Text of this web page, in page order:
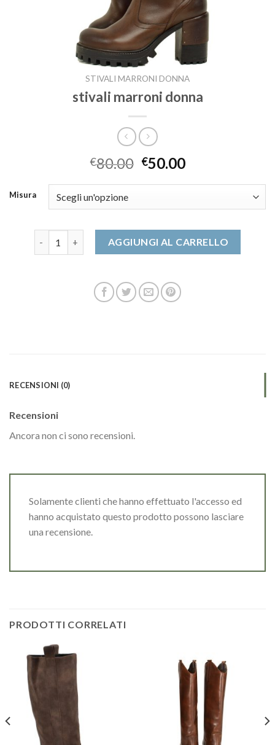
STIVALI MARRONI DONNA
stivali marroni donna
€80.00 €50.00
Misura
stivali marroni donna quantitàAGGIUNGI AL CARRELLO
RECENSIONI (0)
Recensioni
Ancora non ci sono recensioni.
Solamente clienti che hanno effettuato l'accesso ed
hanno acquistato questo prodotto possono lasciare
una recensione.
PRODOTTI CORRELATI